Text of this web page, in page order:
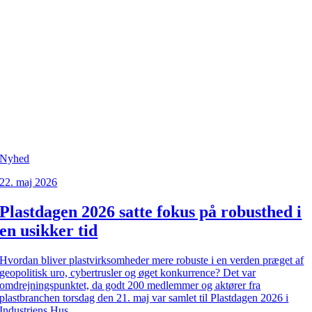
Nyhed
22. maj 2026
Plastdagen 2026 satte fokus på robusthed i
en usikker tid
Hvordan bliver plastvirksomheder mere robuste i en verden præget af
geopolitisk uro, cybertrusler og øget konkurrence? Det var
omdrejningspunktet, da godt 200 medlemmer og aktører fra
plastbranchen torsdag den 21. maj var samlet til Plastdagen 2026 i